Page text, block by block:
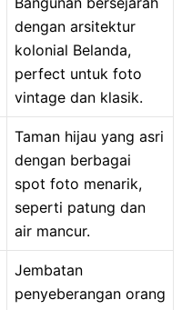
dengan arsitektur
kolonial Belanda,
perfect untuk foto
vintage dan klasik.
Taman hijau yang asri
dengan berbagai
spot foto menarik,
seperti patung dan
air mancur.
Jembatan
penyeberangan orang